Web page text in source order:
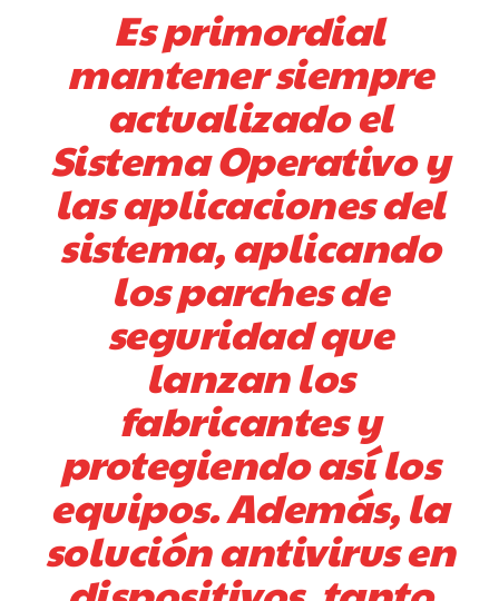
Es primordial
mantener siempre
actualizado el
Sistema Operativo y
las aplicaciones del
sistema, aplicando
los parches de
seguridad que
lanzan los
fabricantes y
protegiendo así los
equipos. Además, la
solución antivirus en